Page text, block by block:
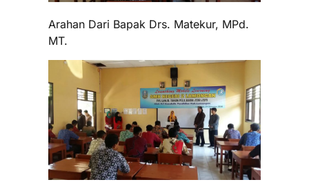
Arahan Dari Bapak Drs. Matekur, MPd.
MT.